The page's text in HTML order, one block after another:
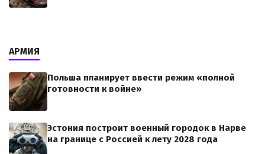
АРМИЯ
Польша планирует ввести режим «полной
готовности к войне»
Эстония построит военный городок в Нарве
на границе с Россией к лету 2028 года